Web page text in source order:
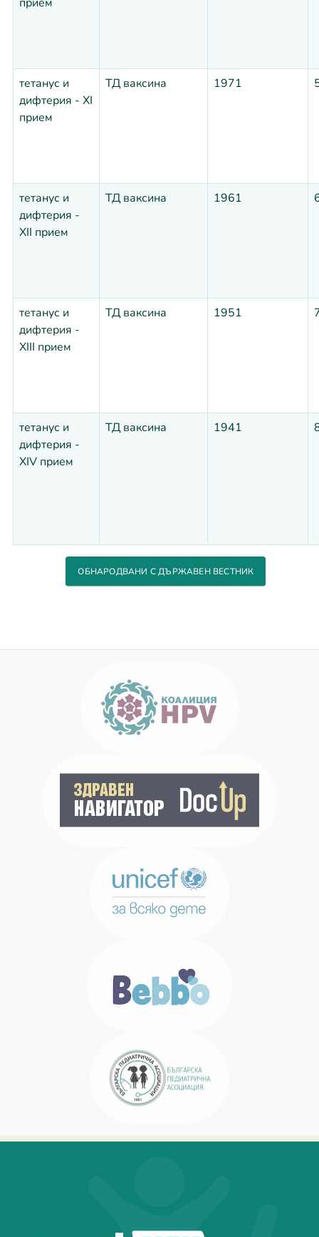
тетанус и
дифтерия - XI
прием
ТД ваксина 1971
тетанус и
дифтерия -
XII прием
ТД ваксина 1961
тетанус и
дифтерия -
XIII прием
ТД ваксина 1951
тетанус и
дифтерия -
XIV прием
ТД ваксина 1941
ОБНАРОДВАНИ С ДЪРЖАВЕН ВЕСТНИК